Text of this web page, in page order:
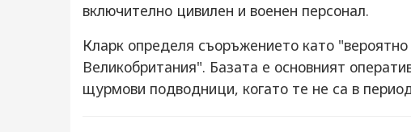
включително цивилен и военен персонал.
Кларк определя съоръжението като
Великобритания". Базата е основният
щурмови подводници, когато те не са в